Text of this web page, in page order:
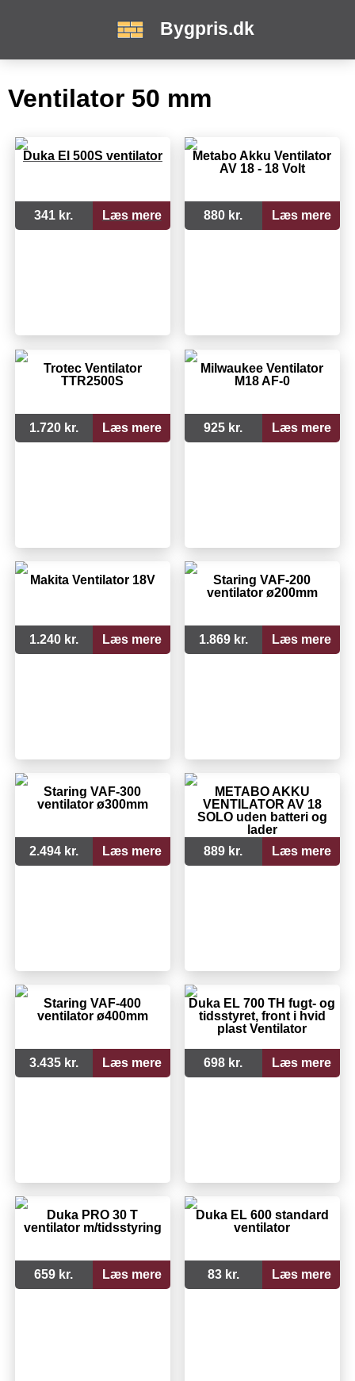
Bygpris.dk
Ventilator 50 mm
Duka El 500S ventilator
341 kr. Læs mere
Metabo Akku Ventilator
AV 18 - 18 Volt
880 kr. Læs mere
Trotec Ventilator
TTR2500S
1.720 kr. Læs mere
Milwaukee Ventilator
M18 AF-0
925 kr. Læs mere
Makita Ventilator 18V
1.240 kr. Læs mere
Staring VAF-200
ventilator ø200mm
1.869 kr. Læs mere
Staring VAF-300
ventilator ø300mm
2.494 kr. Læs mere
METABO AKKU
VENTILATOR AV 18
SOLO uden batteri og
lader
889 kr.
Læs mere
Staring VAF-400
ventilator ø400mm
3.435 kr. Læs mere
Duka EL 700 TH fugt- og
tidsstyret, front i hvid
plast Ventilator
698 kr. Læs mere
Duka PRO 30 T
ventilator m/tidsstyring
659 kr. Læs mere
Duka EL 600 standard
ventilator
83 kr. Læs mere